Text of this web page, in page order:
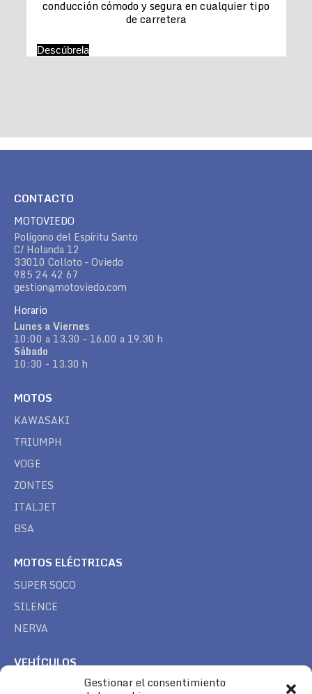
Gestionar el consentimiento
conducción cómodo y segura en cualquier tipo
de carretera
Descúbrela
CONTACTO
MOTOVIEDO
Polígono del Espíritu Santo
C/ Holanda 12
33010 Colloto – Oviedo
985 24 42 67
gestion@motoviedo.com
Horario
Lunes a Viernes
10:00 a 13.30 - 16.00 a 19.30 h
Sábado
10:30 - 13.30 h
MOTOS
KAWASAKI
TRIUMPH
VOGE
ZONTES
ITALJET
BSA
MOTOS ELÉCTRICAS
SUPER SOCO
SILENCE
NERVA
VEHÍCULOS